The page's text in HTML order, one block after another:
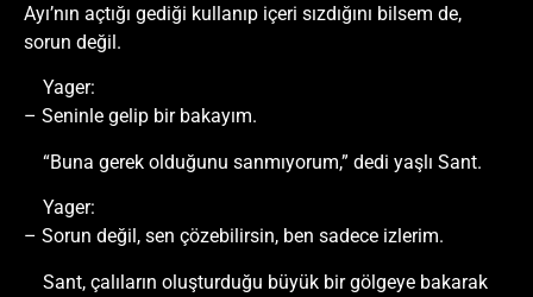
Ayı’nın açtığı gediği kullanıp içeri sızdığını bilsem de,
sorun değil.
Yager:
– Seninle gelip bir bakayım.
“Buna gerek olduğunu sanmıyorum,” dedi yaşlı Sant.
Yager:
– Sorun değil, sen çözebilirsin, ben sadece izlerim.
Sant, çalıların oluşturduğu büyük bir gölgeye bakarak